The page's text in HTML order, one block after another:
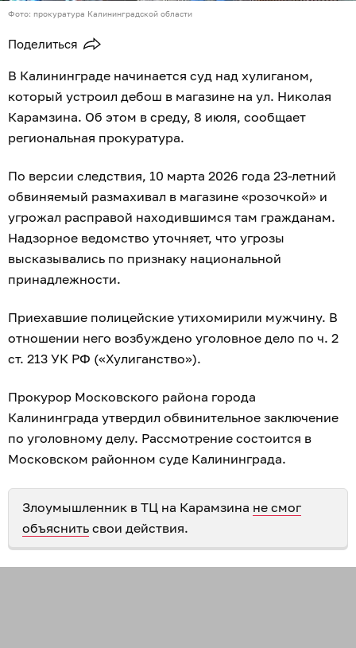
Фото: прокуратура Калининградской области
Поделиться
В Калининграде начинается суд над хулиганом,
который устроил дебош в магазине на ул. Николая
Карамзина. Об этом в среду, 8 июля, сообщает
региональная прокуратура.
По версии следствия, 10 марта 2026 года 23-летний
обвиняемый размахивал в магазине «розочкой» и
угрожал расправой находившимся там гражданам.
Надзорное ведомство уточняет, что угрозы
высказывались по признаку национальной
принадлежности.
Приехавшие полицейские утихомирили мужчину. В
отношении него возбуждено уголовное дело по ч. 2
ст. 213 УК РФ («Хулиганство»).
Прокурор Московского района города
Калининграда утвердил обвинительное заключение
по уголовному делу. Рассмотрение состоится в
Московском районном суде Калининграда.
Злоумышленник в ТЦ на Карамзина не смог
объяснить свои действия.